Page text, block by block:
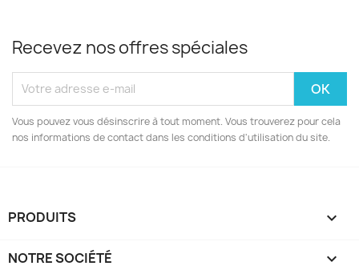
Recevez nos offres spéciales
Vous pouvez vous désinscrire à tout moment. Vous trouverez pour cela
nos informations de contact dans les conditions d'utilisation du site.
PRODUITS 
NOTRE SOCIÉTÉ 